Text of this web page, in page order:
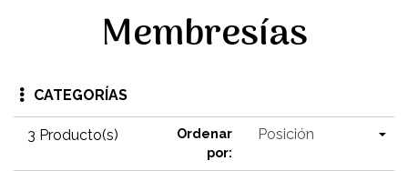
Membresías
CATEGORÍAS
3 Producto(s)
Ordenar
por: